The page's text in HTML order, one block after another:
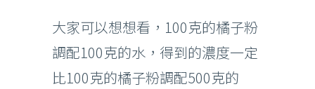
大家可以想想看，100克的橘子粉
調配100克的水，得到的濃度一定
比100克的橘子粉調配500克的